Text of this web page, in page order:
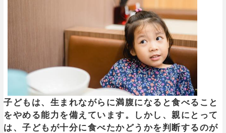
子どもは、生まれながらに満腹になると食べること
をやめる能力を備えています。しかし、親にとって
は、子どもが十分に食べたかどうかを判断するのが